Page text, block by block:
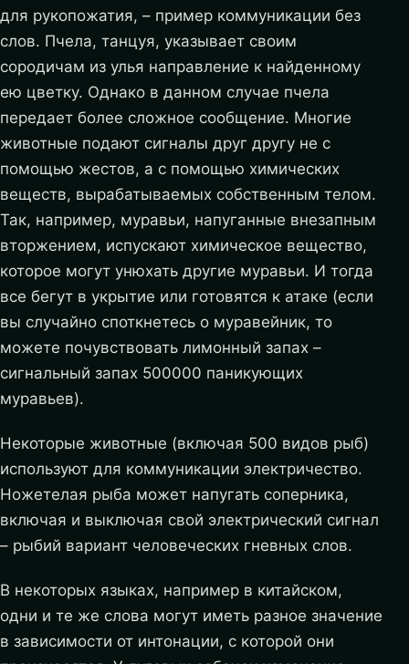
для рукопожатия, – пример коммуникации без
слов. Пчела, танцуя, указывает своим
сородичам из улья направление к найденному
ею цветку. Однако в данном случае пчела
передает более сложное сообщение. Многие
животные подают сигналы друг другу не с
помощью жестов, а с помощью химических
веществ, вырабатываемых собственным телом.
Так, например, муравьи, напуганные внезапным
вторжением, испускают химическое вещество,
которое могут унюхать другие муравьи. И тогда
все бегут в укрытие или готовятся к атаке (если
вы случайно споткнетесь о муравейник, то
можете почувствовать лимонный запах –
сигнальный запах 500000 паникующих
муравьев).
Некоторые животные (включая 500 видов рыб)
используют для коммуникации электричество.
Ножетелая рыба может напугать соперника,
включая и выключая свой электрический сигнал
– рыбий вариант человеческих гневных слов.
В некоторых языках, например в китайском,
одни и те же слова могут иметь разное значение
в зависимости от интонации, с которой они